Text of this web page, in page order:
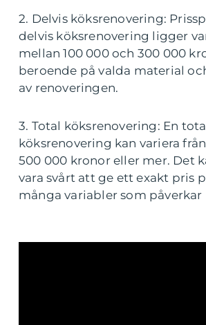
2. Delvis köksrenovering:
delvis köksrenovering ligger
mellan 100 000 och 300 000
beroende på valda material
av renoveringen.
3. Total köksrenovering: En
köksrenovering kan variera
500 000 kronor eller mer. Det
vara svårt att ge ett exakt pris
många variabler som påverkar